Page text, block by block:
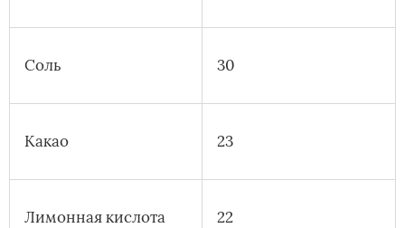
Соль 30
Какао 23
Лимонная кислота 22